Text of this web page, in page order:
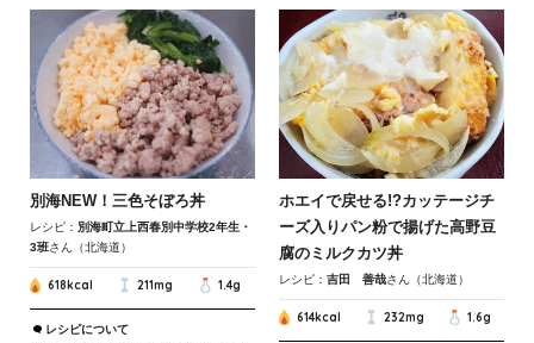
別海NEW！三色そぼろ丼
レシピ： 別海町立上西春別中学校2年生・
3班さん（北海道）
618kcal 211mg 1.4g
レシピについて
ホエイで戻せる!?カッテージチ
ーズ入りパン粉で揚げた高野豆
腐のミルクカツ丼
レシピ：吉田 善哉さん（北海道）
614kcal 232mg 1.6g